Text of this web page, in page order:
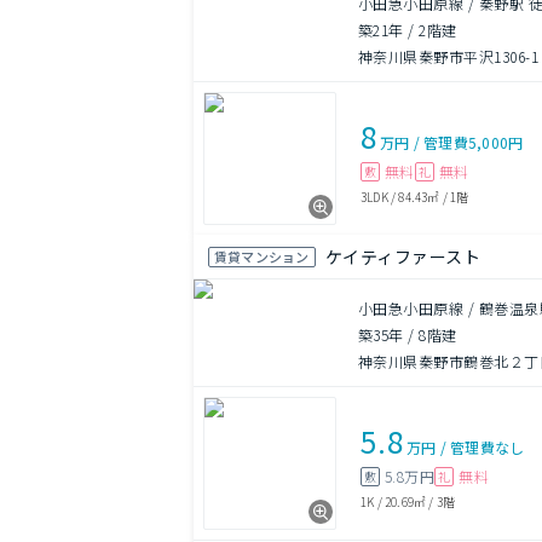
築21年 /2階建
神奈川県秦野市平沢1306-1
8万円 /管理費5,000円
敷 無料 礼 無料
3LDK/84.43㎡ / 1階
賃貸マンション ケイティファースト
小田急小田原線 / 鶴巻温
築35年 /8階建
神奈川県秦野市鶴巻北２丁
5.8万円 /管理費なし
敷 5.8万円 礼 無料
1K / 20.69㎡ / 3階